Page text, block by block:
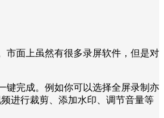
市面上虽然有很多录屏软件，但是对
键完成。例如你可以选择全屏录制亦
进行裁剪、添加水印、调节音量等